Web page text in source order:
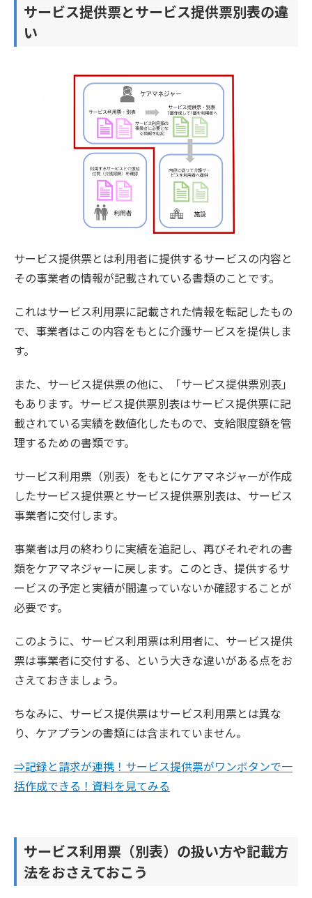
サービス提供票とサービス提供票別表の違
い
サービス提供票とは利用者に提供するサービスの内容と
その事業者の情報が記載されている書類のことです。
これはサービス利用票に記載された情報を転記したもの
で、事業者はこの内容をもとに介護サービスを提供しま
す。
また、サービス提供票の他に、「サービス提供票別表」
もあります。サービス提供票別表はサービス提供票に記
載されている実績を数値化したもので、支給限度額を管
理するための書類です。
サービス利用票（別表）をもとにケアマネジャーが作成
したサービス提供票とサービス提供票別表は、サービス
事業者に交付します。
事業者は月の終わりに実績を追記し、再びそれぞれの書
類をケアマネジャーに戻します。このとき、提供するサ
ービスの予定と実績が間違っていないか確認することが
必要です。
このように、サービス利用票は利用者に、サービス提供
票は事業者に交付する、という大きな違いがある点をお
さえておきましょう。
ちなみに、サービス提供票はサービス利用票とは異な
り、ケアプランの書類には含まれていません。
⇒記録と請求が連携！サービス提供票がワンボタンで一
括作成できる！資料を見てみる
サービス利用票（別表）の扱い方や記載方
法をおさえておこう